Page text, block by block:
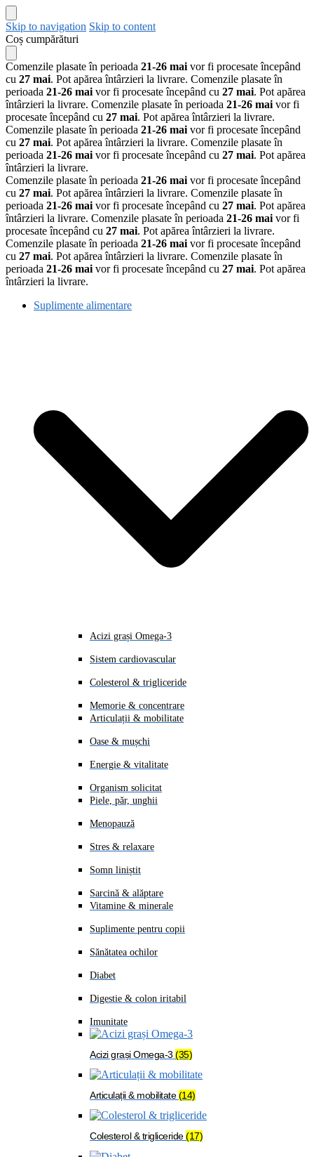
Skip to navigation Skip to content
Coș cumpărături
Comenzile plasate în perioada 21-26 mai vor fi procesate începând
cu 27 mai. Pot apărea întârzieri la livrare. Comenzile plasate în
perioada 21-26 mai vor fi procesate începând cu 27 mai. Pot apărea
întârzieri la livrare. Comenzile plasate în perioada 21-26 mai vor fi
procesate începând cu 27 mai. Pot apărea întârzieri la livrare.
Comenzile plasate în perioada 21-26 mai vor fi procesate începând
cu 27 mai. Pot apărea întârzieri la livrare. Comenzile plasate în
perioada 21-26 mai vor fi procesate începând cu 27 mai. Pot apărea
întârzieri la livrare.
Comenzile plasate în perioada 21-26 mai vor fi procesate începând
cu 27 mai. Pot apărea întârzieri la livrare. Comenzile plasate în
perioada 21-26 mai vor fi procesate începând cu 27 mai. Pot apărea
întârzieri la livrare. Comenzile plasate în perioada 21-26 mai vor fi
procesate începând cu 27 mai. Pot apărea întârzieri la livrare.
Comenzile plasate în perioada 21-26 mai vor fi procesate începând
cu 27 mai. Pot apărea întârzieri la livrare. Comenzile plasate în
perioada 21-26 mai vor fi procesate începând cu 27 mai. Pot apărea
întârzieri la livrare.
Suplimente alimentare
Acizi grași Omega-3
Sistem cardiovascular
Colesterol & trigliceride
Memorie & concentrare
Articulații & mobilitate
Oase & mușchi
Energie & vitalitate
Organism solicitat
Piele, păr, unghii
Menopauză
Stres & relaxare
Somn liniștit
Sarcină & alăptare
Vitamine & minerale
Suplimente pentru copii
Sănătatea ochilor
Diabet
Digestie & colon iritabil
Imunitate
Acizi grași Omega-3 (35)
Articulații & mobilitate(14)
Colesterol & trigliceride(17)